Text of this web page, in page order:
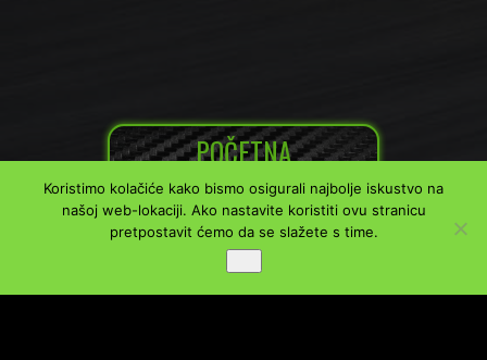
POČETNA
Koristimo kolačiće kako bismo osigurali najbolje iskustvo na
našoj web-lokaciji. Ako nastavite koristiti ovu stranicu
pretpostavit ćemo da se slažete s time.